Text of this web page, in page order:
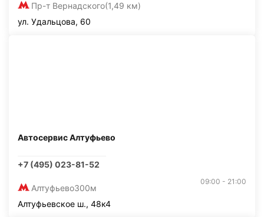
Пр-т Вернадского(1,49 км)
ул. Удальцова, 60
Автосервис Алтуфьево
+7 (495) 023-81-52
Алтуфьево300м
09:00 - 21:00
Алтуфьевское ш., 48к4